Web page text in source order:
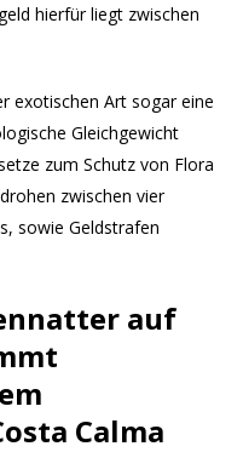
hierfür liegt zwischen
exotischen Art sogar eine
Gleichgewicht
zum Schutz von Flora
zwischen vier
sowie Geldstrafen
auf
Calma